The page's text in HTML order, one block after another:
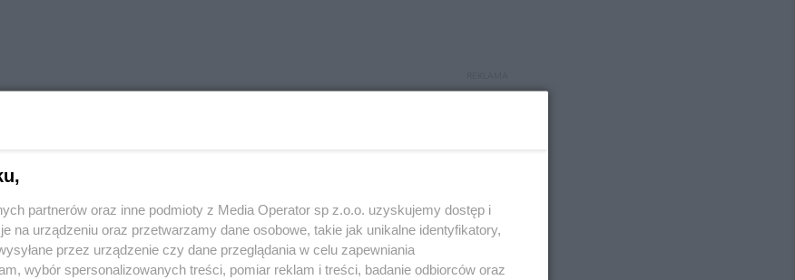
REKLAMA
partnerów oraz inne podmioty z Media Operator sp z.o.o. uzyskujemy dostęp i
na urządzeniu oraz przetwarzamy dane osobowe, takie jak unikalne identyfikatory,
przez urządzenie czy dane przeglądania w celu zapewniania
wybór spersonalizowanych treści, pomiar reklam i treści, badanie odbiorców oraz